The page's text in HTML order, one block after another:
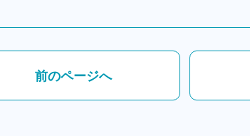
前のページへ